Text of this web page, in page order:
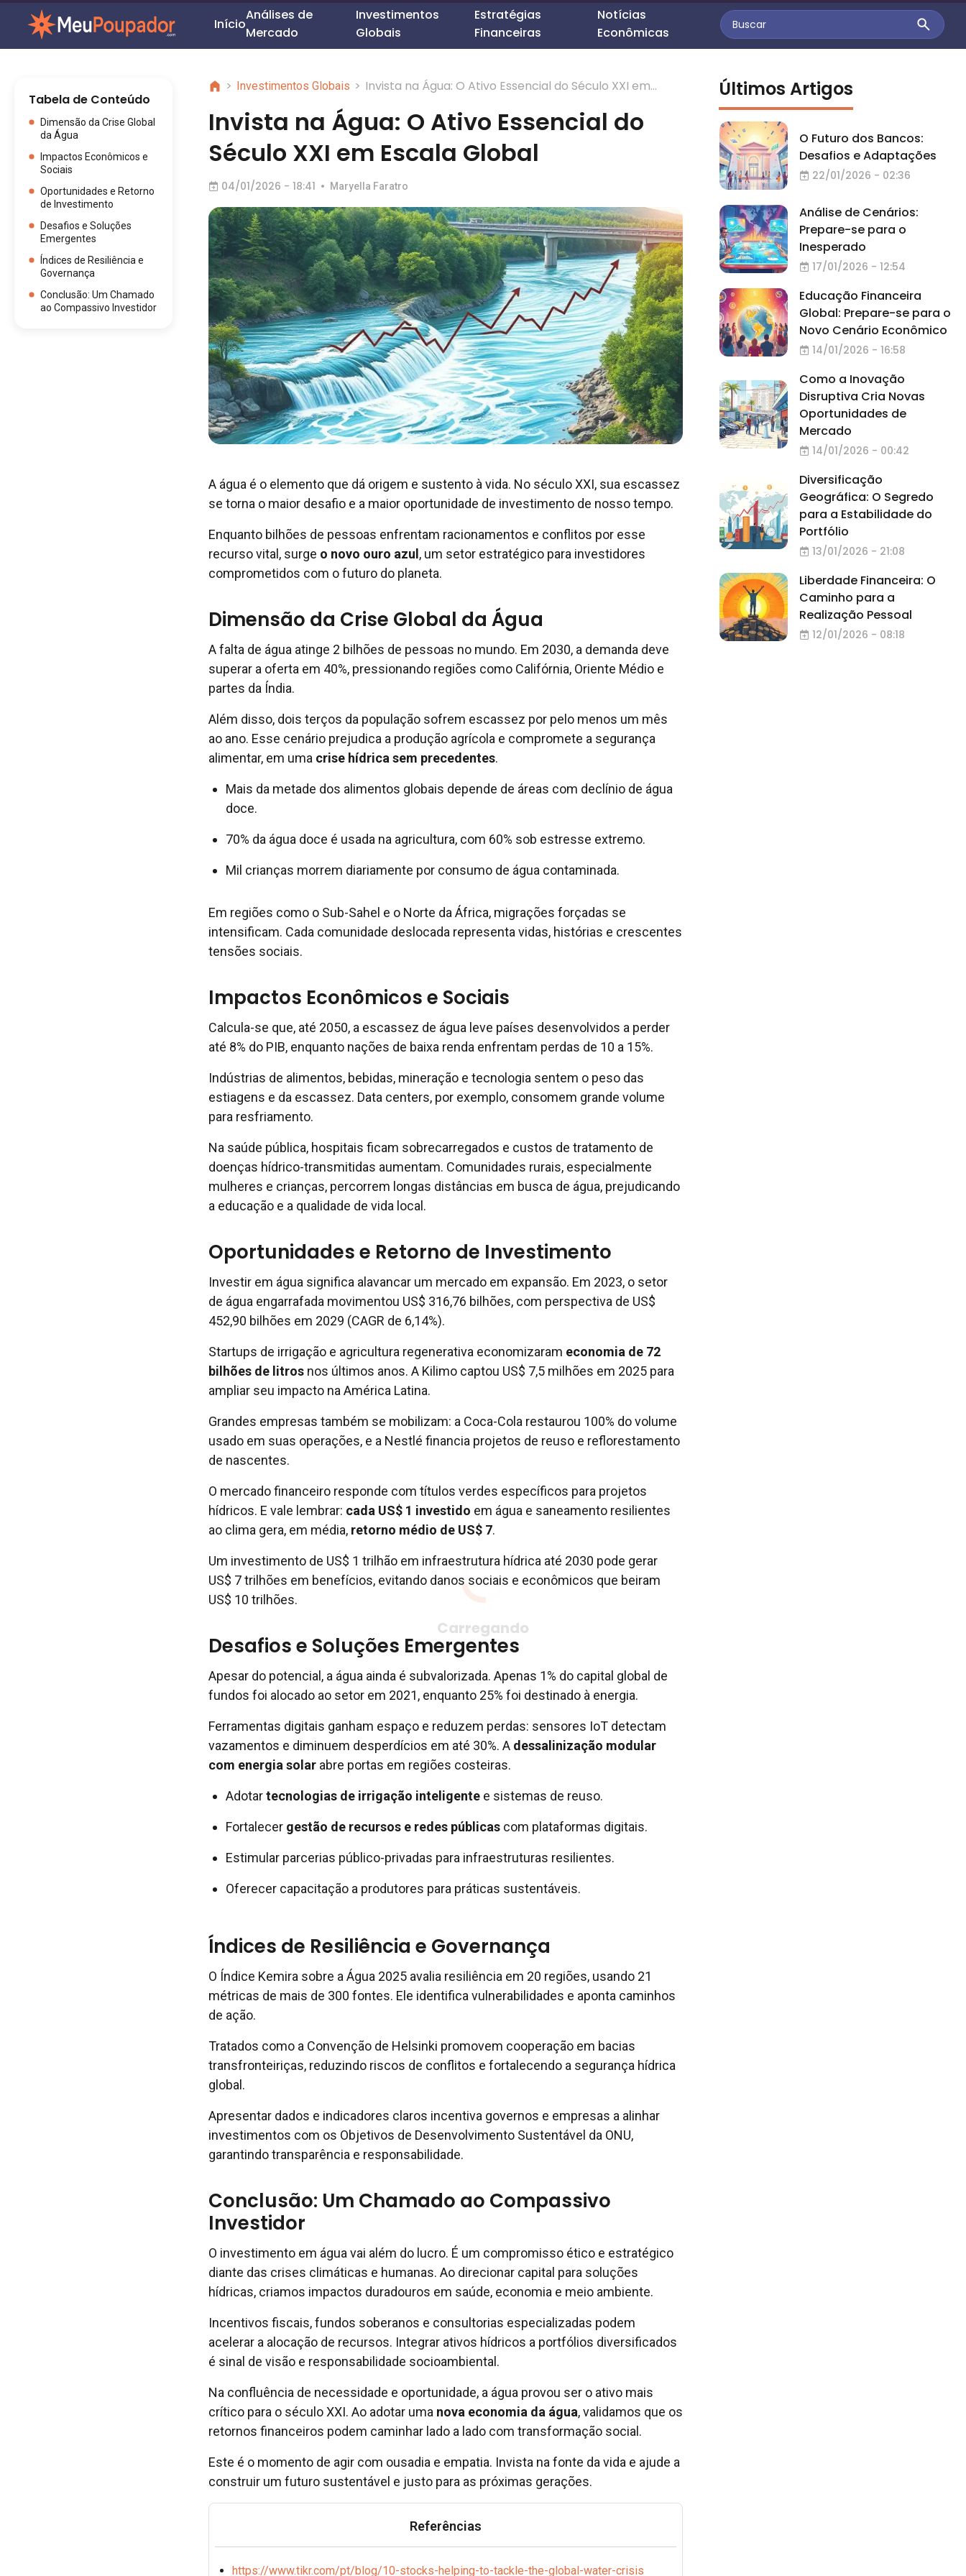
Início
Análises de
Mercado
Investimentos
Globais
Estratégias
Financeiras
Notícias
Econômicas
Tabela de Conteúdo
Dimensão da Crise Global
da Água
Impactos Econômicos e
Sociais
Oportunidades e Retorno
de Investimento
Desafios e Soluções
Emergentes
Índices de Resiliência e
Governança
Conclusão: Um Chamado
ao Compassivo Investidor
> Investimentos Globais > Invista na Água: O Ativo Essencial do Século XXI em
Invista na Água: O Ativo Essencial do
Século XXI em Escala Global
04/01/2026 - 18:41 • Maryella Faratro
A água é o elemento que dá origem e sustento à vida. No século XXI, sua escassez
se torna o maior desafio e a maior oportunidade de investimento de nosso tempo.
Enquanto bilhões de pessoas enfrentam racionamentos e conflitos por esse
recurso vital, surge o novo ouro azul , um setor estratégico para investidores
comprometidos com o futuro do planeta.
Dimensão da Crise Global da Água
A falta de água atinge 2 bilhões de pessoas no mundo. Em 2030, a demanda deve
superar a oferta em 40%, pressionando regiões como Califórnia, Oriente Médio e
partes da Índia.
Além disso, dois terços da população sofrem escassez por pelo menos um mês
ao ano. Esse cenário prejudica a produção agrícola e compromete a segurança
alimentar, em uma crise hídrica sem precedentes.
Mais da metade dos alimentos globais depende de áreas com declínio de água
doce.
70% da água doce é usada na agricultura, com 60% sob estresse extremo.
Mil crianças morrem diariamente por consumo de água contaminada.
Em regiões como o Sub-Sahel e o Norte da África, migrações forçadas se
intensificam. Cada comunidade deslocada representa vidas, histórias e crescentes
tensões sociais.
Impactos Econômicos e Sociais
Calcula-se que, até 2050, a escassez de água leve países desenvolvidos a perder
até 8% do PIB, enquanto nações de baixa renda enfrentam perdas de 10 a 15%.
Indústrias de alimentos, bebidas, mineração e tecnologia sentem o peso das
estiagens e da escassez. Data centers, por exemplo, consomem grande volume
para resfriamento.
Na saúde pública, hospitais ficam sobrecarregados e custos de tratamento de
doenças hídrico-transmitidas aumentam. Comunidades rurais, especialmente
mulheres e crianças, percorrem longas distâncias em busca de água, prejudicando
a educação e a qualidade de vida local.
Oportunidades e Retorno de Investimento
Investir em água significa alavancar um mercado em expansão. Em 2023, o setor
de água engarrafada movimentou US$ 316,76 bilhões, com perspectiva de US$
452,90 bilhões em 2029 (CAGR de 6,14%).
Startups de irrigação e agricultura regenerativa economizaram economia de 72
bilhões de litros nos últimos anos. A Kilimo captou US$ 7,5 milhões em 2025 para
ampliar seu impacto na América Latina.
Grandes empresas também se mobilizam: a Coca-Cola restaurou 100% do volume
usado em suas operações, e a Nestlé financia projetos de reuso e reflorestamento
de nascentes.
O mercado financeiro responde com títulos verdes específicos para projetos
hídricos. E vale lembrar: cada US$ 1 investido em água e saneamento resilientes
ao clima gera, em média, retorno médio de US$ 7.
Um investimento de US$ 1 trilhão em infraestrutura hídrica até 2030 pode gerar
US$ 7 trilhões em benefícios, evitando danos sociais e econômicos que beiram
US$ 10 trilhões.
Desafios e Soluções Emergentes
Apesar do potencial, a água ainda é subvalorizada. Apenas 1% do capital global de
fundos foi alocado ao setor em 2021, enquanto 25% foi destinado à energia.
Ferramentas digitais ganham espaço e reduzem perdas: sensores IoT detectam
vazamentos e diminuem desperdícios em até 30%. A dessalinização modular
com energia solar abre portas em regiões costeiras.
Adotartecnologias de irrigação inteligente e sistemas de reuso.
Fortalecer gestão de recursos e redes públicas com plataformas digitais.
Estimular parcerias público-privadas para infraestruturas resilientes.
Oferecer capacitação a produtores para práticas sustentáveis.
Índices de Resiliência e Governança
O Índice Kemira sobre a Água 2025 avalia resiliência em 20 regiões, usando 21
métricas de mais de 300 fontes. Ele identifica vulnerabilidades e aponta caminhos
de ação.
Tratados como a Convenção de Helsinki promovem cooperação em bacias
transfronteiriças, reduzindo riscos de conflitos e fortalecendo a segurança hídrica
global.
Apresentar dados e indicadores claros incentiva governos e empresas a alinhar
investimentos com os Objetivos de Desenvolvimento Sustentável da ONU,
garantindo transparência e responsabilidade.
Conclusão: Um Chamado ao Compassivo
Investidor
O investimento em água vai além do lucro. É um compromisso ético e estratégico
diante das crises climáticas e humanas. Ao direcionar capital para soluções
hídricas, criamos impactos duradouros em saúde, economia e meio ambiente.
Incentivos fiscais, fundos soberanos e consultorias especializadas podem
acelerar a alocação de recursos. Integrar ativos hídricos a portfólios diversificados
é sinal de visão e responsabilidade socioambiental.
Na confluência de necessidade e oportunidade, a água provou ser o ativo mais
crítico para o século XXI. Ao adotar uma nova economia da água, validamos que os
retornos financeiros podem caminhar lado a lado com transformação social.
Este é o momento de agir com ousadia e empatia. Invista na fonte da vida e ajude a
construir um futuro sustentável e justo para as próximas gerações.
Referências
https://www.tikr.com/pt/blog/10-stocks-helping-to-tackle-the-global-water-crisis
Últimos Artigos
O Futuro dos Bancos:
Desafios e Adaptações
22/01/2026 - 02:36
Análise de Cenários:
Prepare-se para o
Inesperado
17/01/2026 - 12:54
Educação Financeira
Global: Prepare-se para o
Novo Cenário Econômico
14/01/2026 - 16:58
Como a Inovação
Disruptiva Cria Novas
Oportunidades de
Mercado
14/01/2026 - 00:42
Diversificação
Geográfica: O Segredo
para a Estabilidade do
Portfólio
13/01/2026 - 21:08
Liberdade Financeira: O
Caminho para a
Realização Pessoal
12/01/2026 - 08:18